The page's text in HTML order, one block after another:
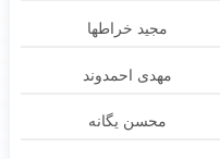
مجید خراطها
مهدی احمدوند
محسن یگانه